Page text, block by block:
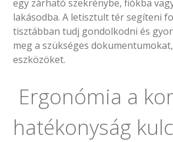
egy zárható szekrénybe, fiókba
lakásodba. A letisztult tér segíteni
tisztábban tudj gondolkodni és
meg a szükséges
eszközöket.
Ergonómia a
hatékonyság